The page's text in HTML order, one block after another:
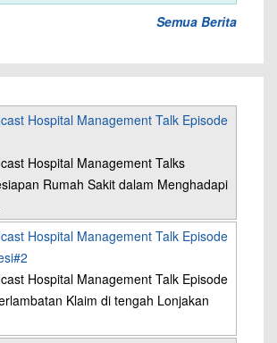
Semua Berita
Hospital Management Talk Episode
Hospital Management Talks
Rumah Sakit dalam Menghadapi
Hospital Management Talk Episode
Hospital Management Talk Episode
Klaim di tengah Lonjakan